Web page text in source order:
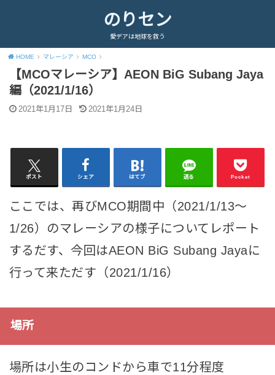
のりセン
愛デアは地球を救う
HOME マレーシア MCO
【MCOマレーシア】AEON BiG Subang Jaya
編（2021/1/16）
2021年1月17日 2021年1月24日
ポスト シェア はてブ 送る Pocket
ここでは、再びMCO期間中（2021/1/13～
1/26）のマレーシアの様子についてレポート
するだす、今回はAEON BiG Subang Jayaに
行って来ただす（2021/1/16）
場所
場所は小生のコンドから車で11分程度